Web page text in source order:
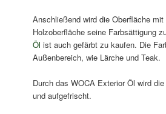
Anschließend wird die Oberfläche
Holzoberfläche seine Farbsättigung
Öl ist auch gefärbt zu kaufen. Die
Außenbereich, wie Lärche und Teak.
Durch das WOCA Exterior Öl wird
und aufgefrischt.